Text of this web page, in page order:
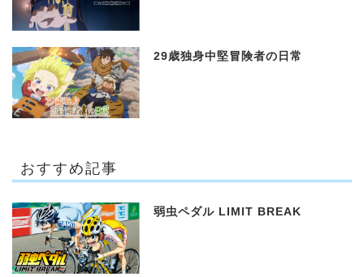
29歳独身中堅冒険者の日常
おすすめ記事
弱虫ペダル LIMIT BREAK